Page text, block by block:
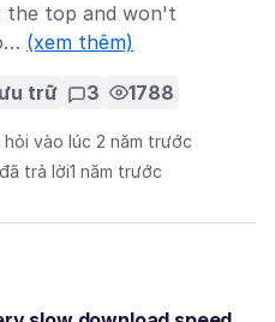
the top and won't
(xem thêm)
trữ 3 1788
hỏi vào lúc 2 năm trước
đã trả lời1 năm trước